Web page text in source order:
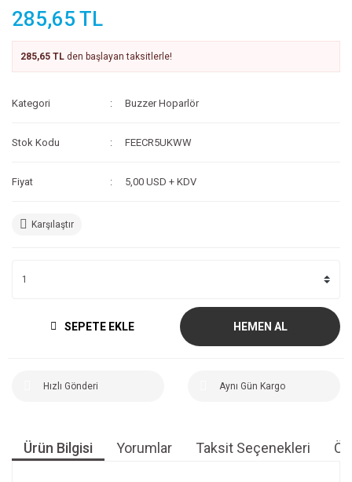
285,65 TL
285,65 TL den başlayan taksitlerle!
Kategori Buzzer Hoparlör
Stok Kodu FEECR5UKWW
Fiyat 5,00 USD + KDV
Karşılaştır
SEPETE EKLE HEMEN AL
Hızlı Gönderi Aynı Gün Kargo
Ürün Bilgisi Yorumlar Taksit Seçenekleri